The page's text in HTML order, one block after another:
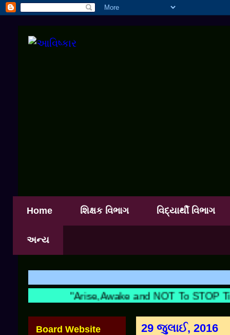
Home શિક્ષક વિભાગ વિદ્યાર્થી વિભાગ
અન્ય
"Arise,Awake and NOT To STOP
29 જુલાઈ, 2016
Board Website